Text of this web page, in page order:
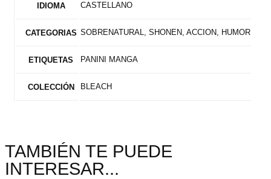
IDIOMA CASTELLANO
CATEGORIAS SOBRENATURAL, SHONEN, ACCION, HUMOR
ETIQUETAS PANINI MANGA
COLECCIÓN BLEACH
TAMBIÉN TE PUEDE
INTERESAR...